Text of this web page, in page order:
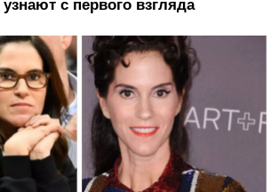
с первого взгляда